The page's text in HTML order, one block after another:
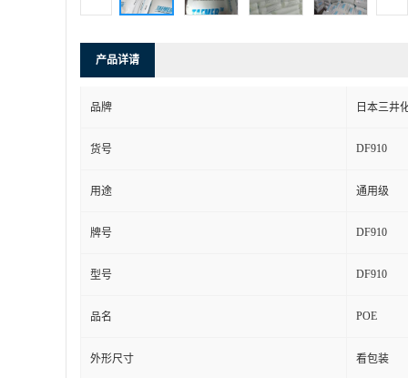
产品详请
品牌 日本三井
货号 DF910
用途 通用级
牌号 DF910
型号 DF910
品名 POE
外形尺寸 看包装